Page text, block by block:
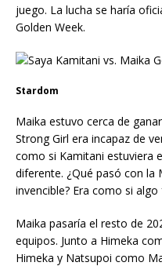
juego. La lucha se haría
Golden Week.
Stardom
Maika estuvo cerca de
Strong Girl era incapaz de
como si Kamitani estuviera
diferente. ¿Qué pasó con la
invencible? Era como si algo
Maika pasaría el resto de
equipos. Junto a Himeka
Himeka y Natsupoi como